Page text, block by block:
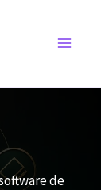
de